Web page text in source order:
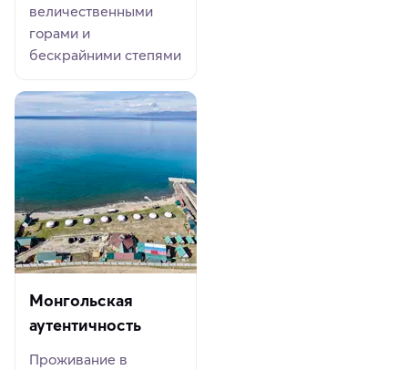
величественными
горами и
бескрайними степями
Монгольская
аутентичность
Проживание в